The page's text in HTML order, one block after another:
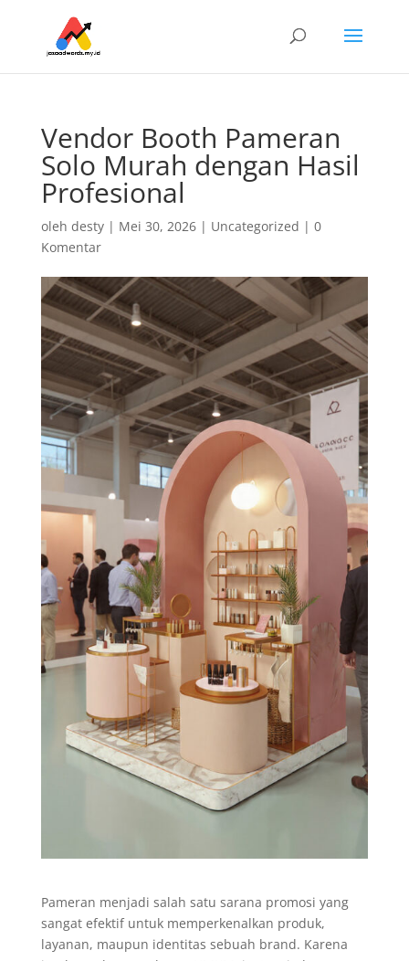
Vendor Booth Pameran
Solo Murah dengan Hasil
Profesional
oleh desty| Mei 30, 2026| Uncategorized | 0
Komentar
Pameran menjadi salah satu sarana promosi yang
sangat efektif untuk memperkenalkan produk,
layanan, maupun identitas sebuah brand. Karena